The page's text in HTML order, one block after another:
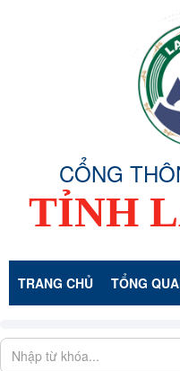
CỔNG
TỈNH
TRANG CHỦ TỔNG